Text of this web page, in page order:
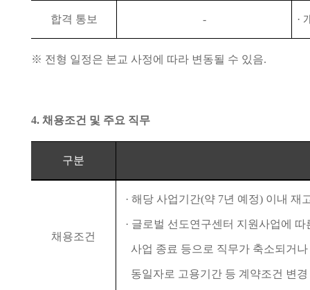
합격 통보 - ·
※ 전형 일정은 본교 사정에 따라 변동될 수 있음.
4. 채용조건 및 주요 직무
구분
채용조건
·해당 사업기간(약 7년 예정) 이내 재
· 글로벌 선도연구센터 지원사업에 따
사업 종료 등으로 직무가 축소되거
동일자로 고용기간 등 계약조건 변